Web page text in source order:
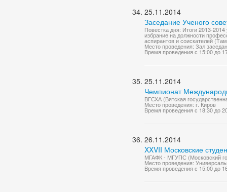
25.11.2014
Заседание Ученого
Повестка дня: Итоги 2013-
избрание на должности
аспирантов и соискателей
Место проведения: Зал
Время проведения с 15:00 до
25.11.2014
Чемпионат
ВГСХА (Вятская
Место проведения: г. Киров
Время проведения с 18:30 до
26.11.2014
XXVII Московские
МГАФК - МГУПС (Московский
Место проведения:
Время проведения с 15:00 до